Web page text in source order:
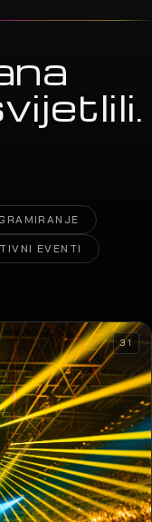
EVENTI
31